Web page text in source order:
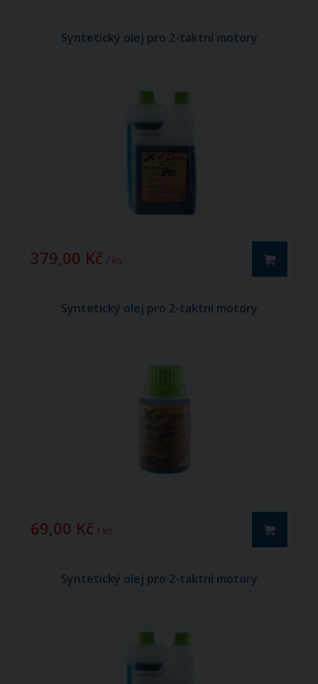
Syntetický olej pro 2-taktní motory
379,00 Kč / ks
Syntetický olej pro 2-taktní motory
69,00 Kč / ks
Syntetický olej pro 2-taktní motory